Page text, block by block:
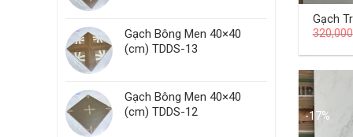
Gạch Bông Men 40×40
(cm) TDDS-13
Gạch Bông Men 40×40
(cm) TDDS-12
Gạch
Khẩu
320,000
-17%